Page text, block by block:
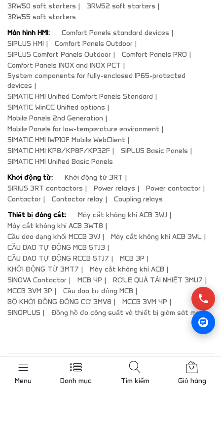
Menu Danh mục Tìm kiếm Giỏ hàng
3RW50 soft starters
3RW52 soft starters
3RW55 soft starters
Màn hình HMI:
Comfort Panels standard devices
SIPLUS HMI
Comfort Panels Outdoor
SIPLUS Comfort Panels Outdoor
Comfort Panels PRO
Comfort Panels INOX and INOX PCT
System components for fully-enclosed IP65-protected
devices
SIMATIC HMI Unified Comfort Panels Standard
SIMATIC WinCC Unified options
Mobile Panels 2nd Generation
Mobile Panels for low-temperature environment
SIMATIC HMI IWP10F Mobile WebClient
SIMATIC HMI KP8/KP8F/KP32F
SIPLUS Basic Panels
SIMATIC HMI Unified Basic Panels
Khởi động từ:
Khởi động từ 3RT
SIRIUS 3RT contactors
Power relays
Power contactor
Contactor
Contactor relay
Coupling relays
Thiết bị đóng cắt:
Máy cắt không khí ACB 3WJ
Máy cắt không khí ACB 3WT8
Cầu dao dạng khối MCCB 3VJ
Máy cắt không khí ACB 3WL
CẦU DAO TỰ ĐỘNG MCB 5TJ3
CẦU DAO TỰ ĐỘNG RCCB 5TJ7
MCB 3P
KHỞI ĐỘNG TỪ 3MT7
Máy cắt không khí ACB
SINOVA Contactor
MCB 4P
RƠLE QUÁ TẢI NHIỆT 3MU7
MCCB 3VM 3P
Cầu dao tự động MCB
BỘ KHỞI ĐỘNG ĐỘNG CƠ 3MV8
MCCB 3VM 4P
SINOPLUS
Đồng hồ đo công suất và thiết bị giám sát mạch
© 2024 LAM.VN | Chuyển nhượng tên miền đẹp